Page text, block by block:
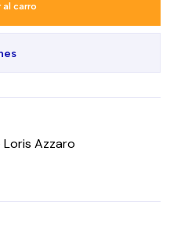
carro
Azzaro